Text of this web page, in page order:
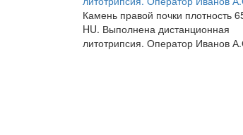
Камень правой почки плотность
HU. Выполнена дистанционная
литотрипсия. Оператор Иванов